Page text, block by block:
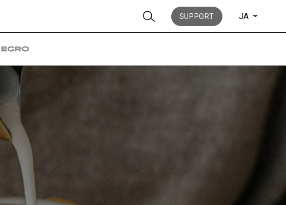
SUPPORT JA
に
ニュース
歴史